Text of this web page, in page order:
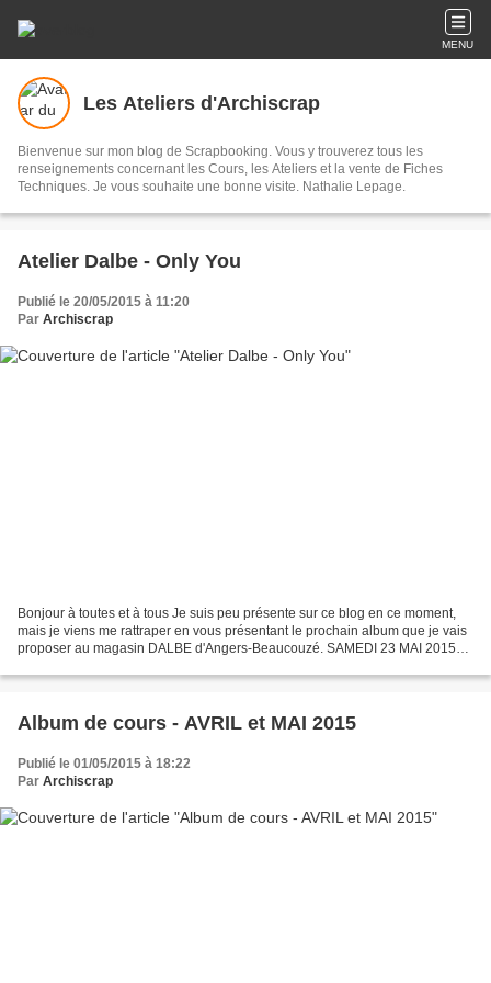
MENU
Les Ateliers d'Archiscrap
Bienvenue sur mon blog de Scrapbooking. Vous y trouverez tous les
renseignements concernant les Cours, les Ateliers et la vente de Fiches
Techniques. Je vous souhaite une bonne visite. Nathalie Lepage.
Atelier Dalbe - Only You
Publié le 20/05/2015 à 11:20
Par Archiscrap
Bonjour à toutes et à tous Je suis peu présente sur ce blog en ce moment,
mais je viens me rattraper en vous présentant le prochain album que je vais
proposer au magasin DALBE d'Angers-Beaucouzé. SAMEDI 23 MAI 2015
Album de cours - AVRIL et MAI 2015
Publié le 01/05/2015 à 18:22
Par Archiscrap